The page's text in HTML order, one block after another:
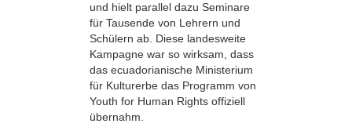
und hielt parallel dazu Seminare
für Tausende von Lehrern und
Schülern ab. Diese landesweite
Kampagne war so wirksam, dass
das ecuadorianische Ministerium
für Kulturerbe das Programm von
Youth for Human Rights offiziell
übernahm.